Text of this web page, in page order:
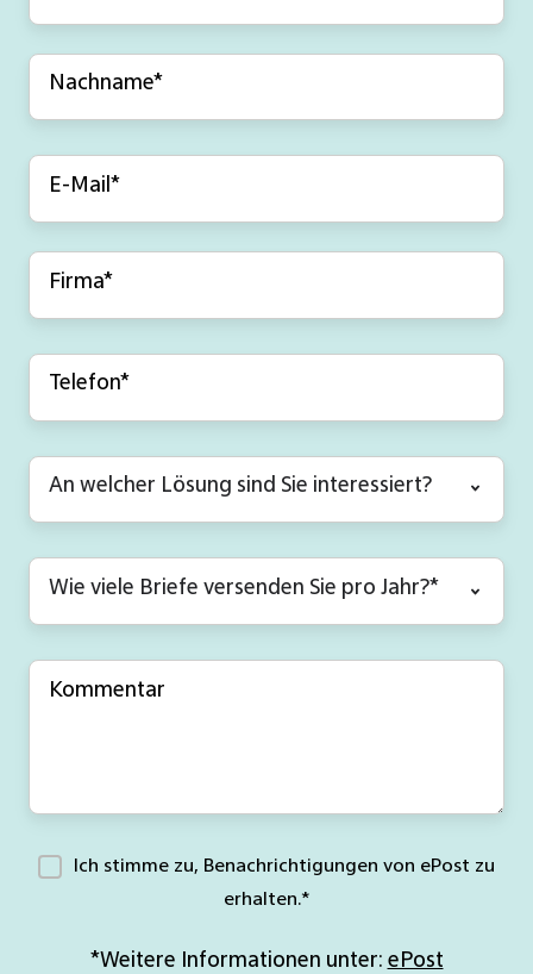
Ich stimme zu, Benachrichtigungen von ePost zu
erhalten.*
*Weitere Informationen unter: ePost